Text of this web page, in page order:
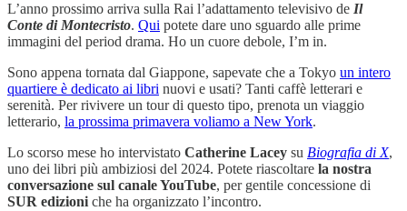
L’anno prossimo arriva sulla Rai l’adattamento televisivo de Il
Conte di Montecristo. Qui potete dare uno sguardo alle prime
immagini del period drama. Ho un cuore debole, I’m in.
Sono appena tornata dal Giappone, sapevate che a Tokyo un intero
quartiere è dedicato ai libri nuovi e usati? Tanti caffè letterari e
serenità. Per rivivere un tour di questo tipo, prenota un viaggio
letterario, la prossima primavera voliamo a New York.
Lo scorso mese ho intervistato Catherine Lacey su Biografia di X,
uno dei libri più ambiziosi del 2024. Potete riascoltare la nostra
conversazione sul canale YouTube, per gentile concessione di
SUR edizioni che ha organizzato l’incontro.